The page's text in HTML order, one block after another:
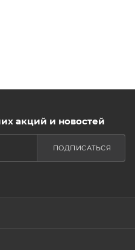
акций и новостей
ПОДПИСАТЬСЯ